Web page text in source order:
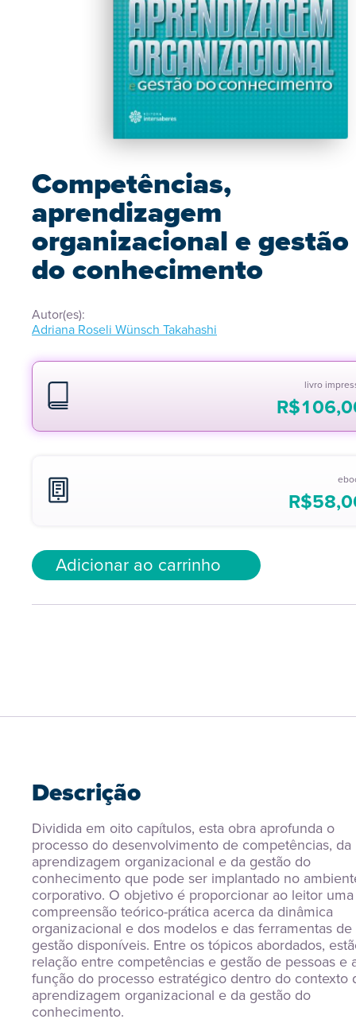
Competências,
aprendizagem
organizacional e gestão
do conhecimento
Autor(es):
Adriana Roseli Wünsch Takahashi
livro
R$
R$
Adicionar ao carrinho
Descrição
Dividida em oito capítulos, esta obra aprofunda o
processo do desenvolvimento de competências, da
aprendizagem organizacional e da gestão do
conhecimento que pode ser implantado no
corporativo. O objetivo é proporcionar ao leitor uma
compreensão teórico-prática acerca da dinâmica
organizacional e dos modelos e das ferramentas de
gestão disponíveis. Entre os tópicos abordados,
relação entre competências e gestão de pessoas e
função do processo estratégico dentro do contexto
aprendizagem organizacional e da gestão do
conhecimento.